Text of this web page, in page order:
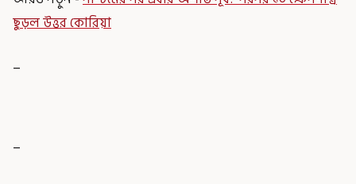
ছুড়ল উত্তর কোরিয়া
_
_